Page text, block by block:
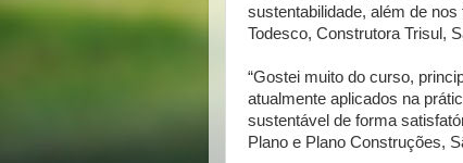
sustentabilidade, além de
Todesco, Construtora Trisul,
“Gostei muito do curso,
atualmente aplicados na
sustentável de forma
Plano e Plano Construções,